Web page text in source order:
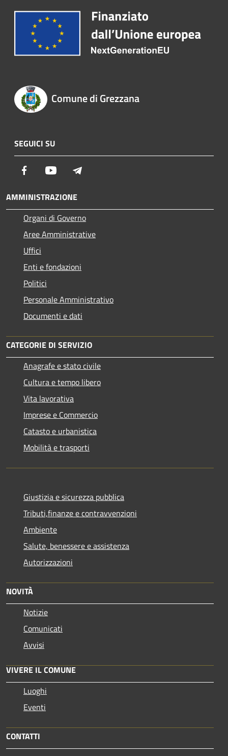
Comune di Grezzana
SEGUICI SU
Facebook Youtube
AMMINISTRAZIONE
Organi di Governo
Aree Amministrative
Uffici
Enti e fondazioni
Politici
Personale Amministrativo
Documenti e dati
CATEGORIE DI SERVIZIO
Anagrafe e stato civile
Cultura e tempo libero
Vita lavorativa
Imprese e Commercio
Catasto e urbanistica
Mobilità e trasporti
Giustizia e sicurezza pubblica
Tributi,finanze e contravvenzioni
Ambiente
Salute, benessere e assistenza
Autorizzazioni
NOVITÀ
Notizie
Comunicati
Avvisi
VIVERE IL COMUNE
Luoghi
Eventi
CONTATTI